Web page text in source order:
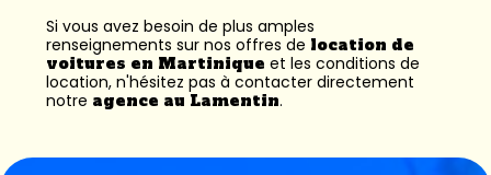
Si vous avez besoin de plus amples
renseignements sur nos offres de location de
voitures en Martinique et les conditions de
location, n'hésitez pas à contacter directement
notre agence au Lamentin.